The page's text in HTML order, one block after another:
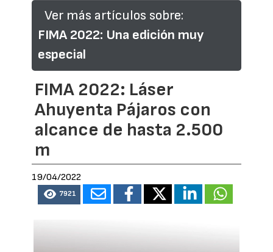
Ver más artículos sobre:
FIMA 2022: Una edición muy
especial
FIMA 2022: Láser
Ahuyenta Pájaros con
alcance de hasta 2.500
m
19/04/2022
7921